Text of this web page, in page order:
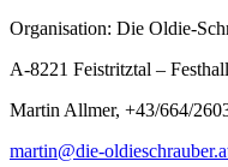
Organisation: Die Oldie-
A-8221 Feistritztal –
Martin Allmer, +43/664/
martin@die-